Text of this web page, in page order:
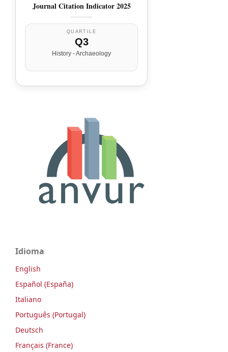
Journal Citation Indicator 2025
QUARTILE
Q3
History - Archaeology
Idioma
English
Español (España)
Italiano
Português (Portugal)
Deutsch
Français (France)